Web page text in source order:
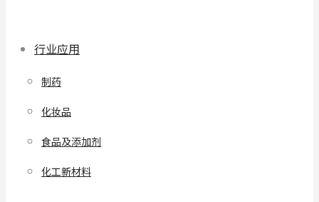
行业应用
制药
化妆品
食品及添加剂
化工新材料